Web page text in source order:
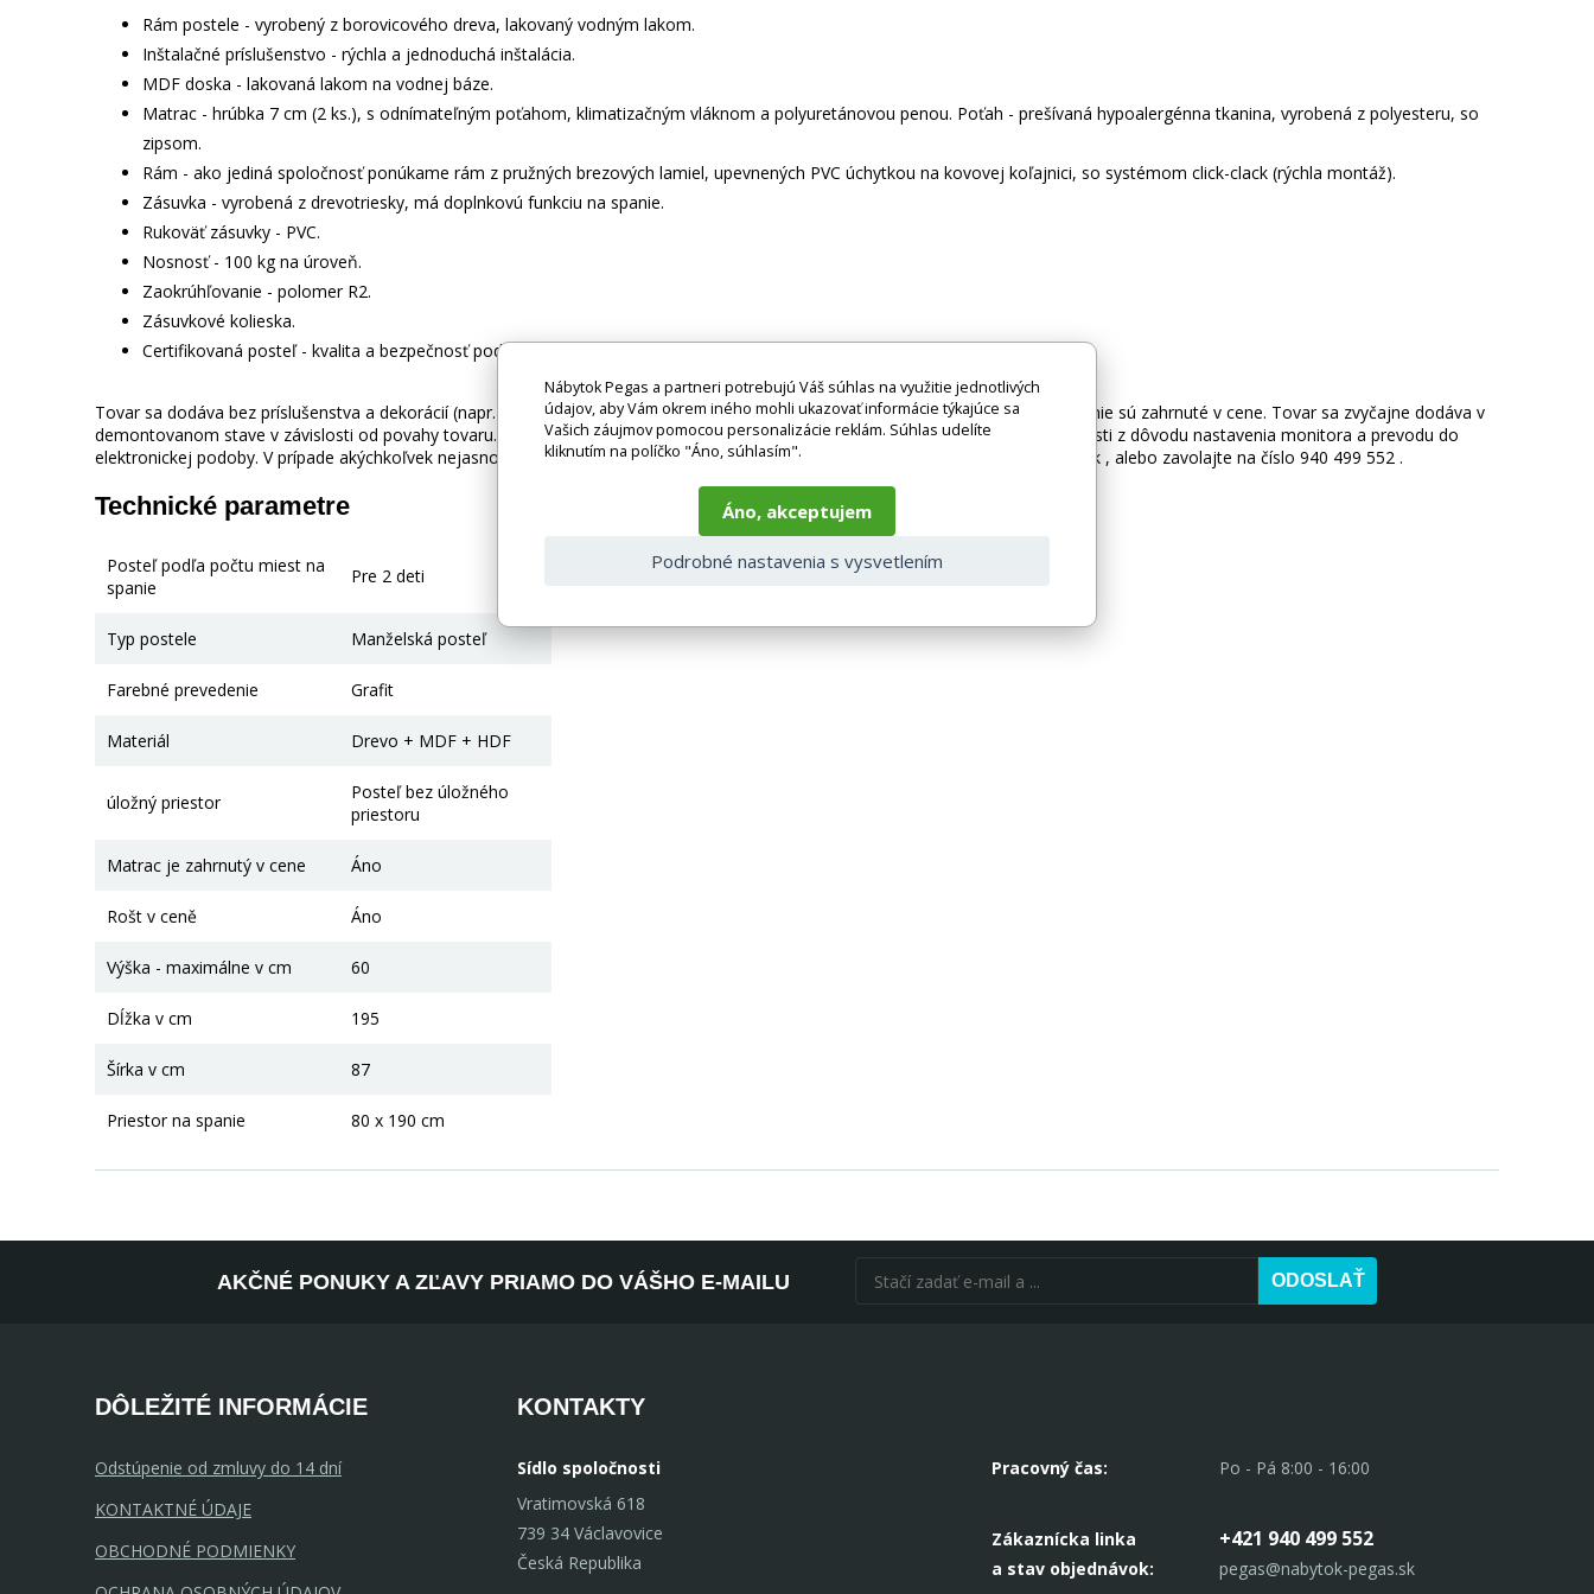
Rám postele - vyrobený z borovicového dreva, lakovaný vodným lakom.
Inštalačné príslušenstvo - rýchla a jednoduchá inštalácia.
MDF doska - lakovaná lakom na vodnej báze.
Matrac - hrúbka 7 cm (2 ks.), s odnímateľným poťahom, klimatizačným vláknom a polyuretánovou penou. Poťah - prešívaná hypoalergénna tkanina, vyrobená z polyesteru, so
zipsom.
Rám - ako jediná spoločnosť ponúkame rám z pružných brezových lamiel, upevnených PVC úchytkou na kovovej koľajnici, so systémom click-clack (rýchla montáž).
Zásuvka - vyrobená z drevotriesky, má doplnkovú funkciu na spanie.
Rukoväť zásuvky - PVC.
Nosnosť - 100 kg na úroveň.
Zaokrúhľovanie - polomer R2.
Zásuvkové kolieska.
Certifikovaná posteľ - kvalita a bezpečnosť podľa noriem TUV.
Tovar sa dodáva bez príslušenstva a dekorácií (napr. textilných doplnkov, spotrebičov, vodovodných batérií, matracov atď.), preto nie sú zahrnuté v cene. Tovar sa zvyčajne dodáva v
demontovanom stave v závislosti od povahy tovaru. Fotografie môžu byť ilustračné a farba výrobku nemusí zodpovedať skutočnosti z dôvodu nastavenia monitora a prevodu do
elektronickej podoby. V prípade akýchkoľvek nejasností alebo otázok kontaktujte naše klientske centrum: pegas@nabytok-pegas.sk , alebo zavolajte na číslo 940 499 552 .
Technické parametre
Posteľ podľa počtu miest na
spanie
Pre 2 deti
Typ postele Manželská posteľ
Farebné prevedenie Grafit
Materiál Drevo + MDF + HDF
úložný priestor
Posteľ bez úložného
priestoru
Matrac je zahrnutý v cene Áno
Rošt v ceně Áno
Výška - maximálne v cm 60
Dĺžka v cm 195
Šírka v cm 87
Priestor na spanie 80 x 190 cm
AKČNÉ PONUKY A ZĽAVY PRIAMO DO VÁŠHO E-MAILU ODOSLAŤ
DÔLEŽITÉ INFORMÁCIE
Odstúpenie od zmluvy do 14 dní
KONTAKTNÉ ÚDAJE
OBCHODNÉ PODMIENKY
KONTAKTY
Sídlo spoločnosti
Vratimovská 618
739 34 Václavovice
Česká Republika
Pracovný čas: Po - Pá 8:00 - 16:00
Zákaznícka linka
a stav objednávok:
+421 940 499 552
pegas@nabytok-pegas.sk
Nábytok Pegas a partneri potrebujú Váš súhlas na využitie jednotlivých
údajov, aby Vám okrem iného mohli ukazovať informácie týkajúce sa
Vašich záujmov pomocou personalizácie reklám. Súhlas udelíte
kliknutím na políčko "Áno, súhlasím".
Áno, akceptujem
Podrobné nastavenia s vysvetlením